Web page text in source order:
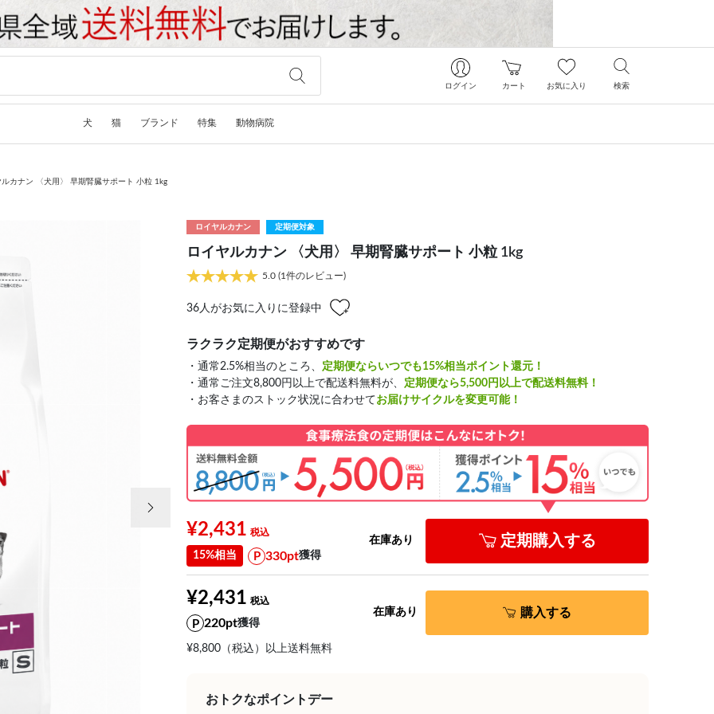
ログイン カート お気に入り 検索
犬 猫 ブランド 特集 動物病院
ルカナン 〈犬用〉 早期腎臓サポート 小粒 1kg
ロイヤルカナン 定期便対象
ロイヤルカナン 〈犬用〉 早期腎臓サポート 小粒 1kg
5.0 (1件のレビュー)
36 人がお気に入りに登録中
ラクラク定期便がおすすめです
・通常2.5%相当のところ、 定期便ならいつでも15%相当ポイント還元！
・通常ご注文8,800円以上で配送料無料が、 定期便なら5,500円以上で配送料無料！
・お客さまのストック状況に合わせてお届けサイクルを変更可能！
¥2,431
15%相当 330pt獲得
在庫あり 定期購入する
¥2,431
220pt獲得
¥8,800（税込）以上送料無料
在庫あり 購入する
おトクなポイントデー